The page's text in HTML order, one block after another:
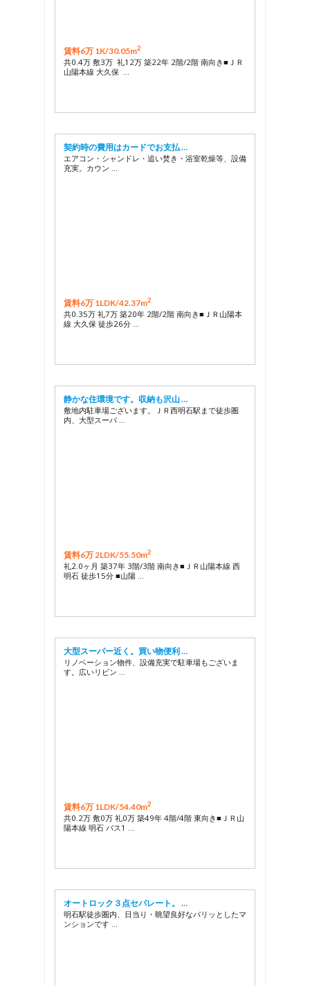
賃料6万 1K/30.05m2
共0.4万 敷3万 礼12万 築22年 2階/2階 南向き■ＪＲ
山陽本線 大久保 …
契約時の費用はカードでお支払 …
エアコン・シャンドレ・追い焚き・浴室乾燥等、設備
充実。カウン …
賃料6万 1LDK/42.37m2
共0.35万 礼7万 築20年 2階/2階 南向き■ＪＲ山陽本
線 大久保 徒歩26分 …
静かな住環境です。収納も沢山 …
敷地内駐車場ございます。ＪＲ西明石駅まで徒歩圏
内、大型スーパ …
賃料6万 2LDK/55.50m2
礼2.0ヶ月 築37年 3階/3階 南向き■ＪＲ山陽本線 西
明石 徒歩15分 ■山陽 …
大型スーパー近く。買い物便利 …
リノベーション物件、設備充実で駐車場もございま
す。広いリビン …
賃料6万 1LDK/54.40m2
共0.2万 敷0万 礼0万 築49年 4階/4階 東向き■ＪＲ山
陽本線 明石 バス1 …
オートロック３点セパレート。 …
明石駅徒歩圏内、日当り・眺望良好なパリッとしたマ
ンションです …